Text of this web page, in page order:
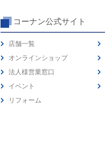
コーナン公式サイト
店舗一覧
オンラインショップ
法人様営業窓口
イベント
リフォーム